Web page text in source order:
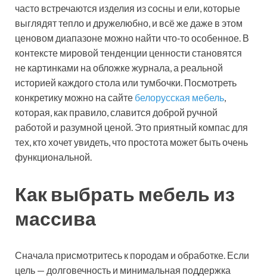
часто встречаются изделия из сосны и ели, которые
выглядят тепло и дружелюбно, и всё же даже в этом
ценовом диапазоне можно найти что‑то особенное. В
контексте мировой тенденции ценности становятся
не картинками на обложке журнала, а реальной
историей каждого стола или тумбочки. Посмотреть
конкретику можно на сайте белорусская мебель,
которая, как правило, славится доброй ручной
работой и разумной ценой. Это приятный компас для
тех, кто хочет увидеть, что простота может быть очень
функциональной.
Как выбрать мебель из
массива
Сначала присмотритесь к породам и обработке. Если
цель — долговечность и минимальная поддержка